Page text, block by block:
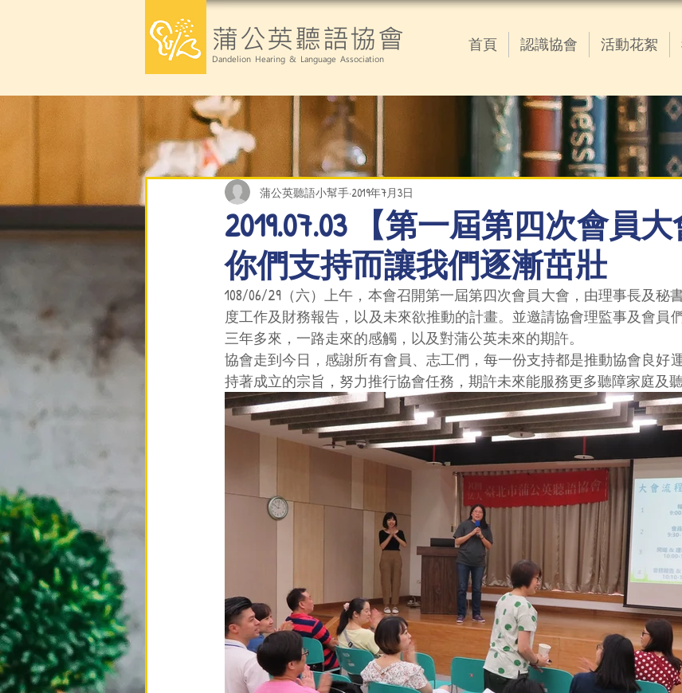
蒲公英聽語協會
Dandelion Hearing & Language Association
首頁 認識協會 活動花絮
2019.07.03 【第一屆第四次會員
你們支持而讓我們逐漸茁壯
蒲公英聽語小幫手 2019年7月3日
108/06/29（六）上午，本會召開第一屆第四次會員大會，由理事長及秘
度工作及財務報告，以及未來欲推動的計畫。並邀請協會理監事及會員
三年多來，一路走來的感觸，以及對蒲公英未來的期許。
協會走到今日，感謝所有會員、志工們，每一份支持都是推動協會良好
持著成立的宗旨，努力推行協會任務，期許未來能服務更多聽障家庭及